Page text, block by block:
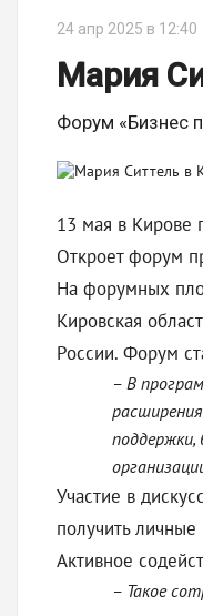
24 апр 2025 в 12:40
Мария
Форум «Бизнес
13 мая в Кирове
Откроет форум
На форумных
Кировская
России. Форум
– В
поддержки,
Участие в
получить
Активное
– Такое